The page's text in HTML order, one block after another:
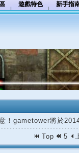
遊戲特色 新手指
！gametower將於
Top 5